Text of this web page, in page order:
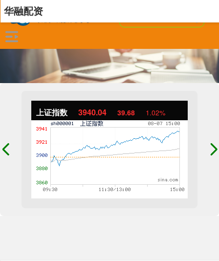
上证指数 3940.04 39.68 1.02%
华融配资